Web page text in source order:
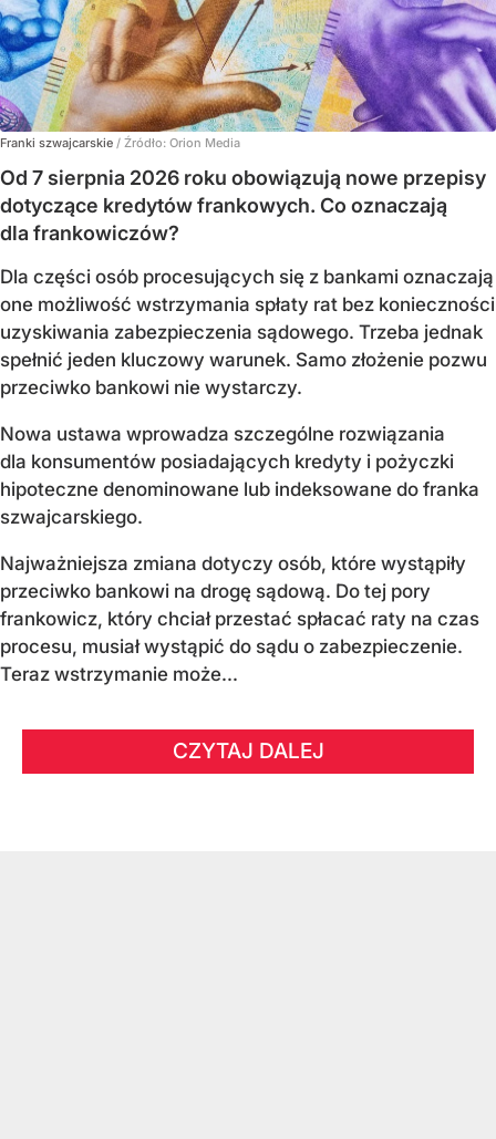
Franki szwajcarskie / Źródło: Orion Media
Od 7 sierpnia 2026 roku obowiązują nowe przepisy
dotyczące kredytów frankowych. Co oznaczają
dla frankowiczów?
Dla części osób procesujących się z bankami oznaczają
one możliwość wstrzymania spłaty rat bez konieczności
uzyskiwania zabezpieczenia sądowego. Trzeba jednak
spełnić jeden kluczowy warunek. Samo złożenie pozwu
przeciwko bankowi nie wystarczy.
Nowa ustawa wprowadza szczególne rozwiązania
dla konsumentów posiadających kredyty i pożyczki
hipoteczne denominowane lub indeksowane do franka
szwajcarskiego.
Najważniejsza zmiana dotyczy osób, które wystąpiły
przeciwko bankowi na drogę sądową. Do tej pory
frankowicz, który chciał przestać spłacać raty na czas
procesu, musiał wystąpić do sądu o zabezpieczenie.
Teraz wstrzymanie może...
CZYTAJ DALEJ